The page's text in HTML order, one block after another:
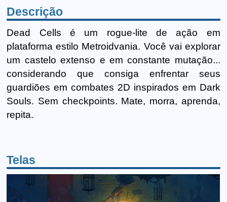
Descrição
Dead Cells é um rogue-lite de ação em
plataforma estilo Metroidvania. Você vai explorar
um castelo extenso e em constante mutação...
considerando que consiga enfrentar seus
guardiões em combates 2D inspirados em Dark
Souls. Sem checkpoints. Mate, morra, aprenda,
repita.
Telas